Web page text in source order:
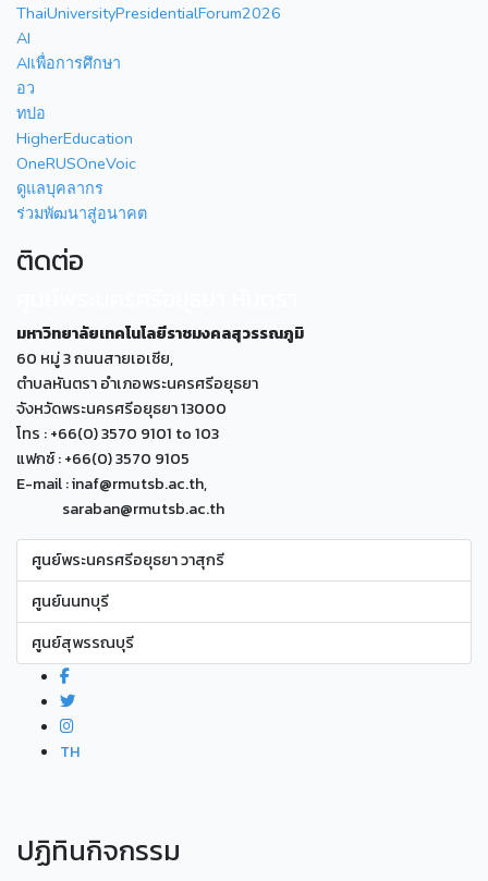
ThaiUniversityPresidentialForum2026
AI
AIเพื่อการศึกษา
อว
ทปอ
HigherEducation
OneRUSOneVoic
ดูแลบุคลากร
ร่วมพัฒนาสู่อนาคต
ติดต่อ
มหาวิทยาลัยเทคโนโลยีราชมงคลสุวรรณภูมิ
60 หมู่ 3 ถนนสายเอเซีย,
ตำบลหันตรา อำเภอพระนครศรีอยุธยา
จังหวัดพระนครศรีอยุธยา 13000
โทร : +66(0) 3570 9101 to 103
แฟกซ์ : +66(0) 3570 9105
E-mail : inaf@rmutsb.ac.th,
saraban@rmutsb.ac.th
ศูนย์พระนครศรีอยุธยา วาสุกรี
ศูนย์นนทบุรี
ศูนย์สุพรรณบุรี
TH
ปฏิทินกิจกรรม